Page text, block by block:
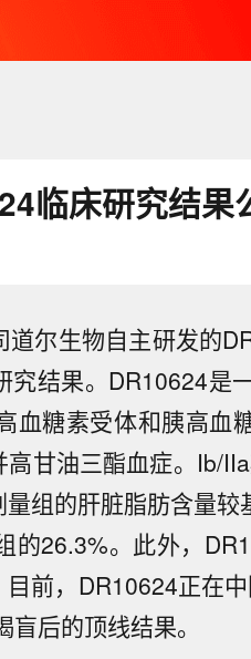
临床研究结果
道尔生物自主研发的
究结果。DR10624是
血糖素受体和胰高血
甘油三酯血症。Ib/
组的肝脏脂肪含量
的26.3%。此外，
前，DR10624正在
后的顶线结果。
日，展芯股份（证券代
(布)BMB钾盐矿权开发
构调研中表示，目前公